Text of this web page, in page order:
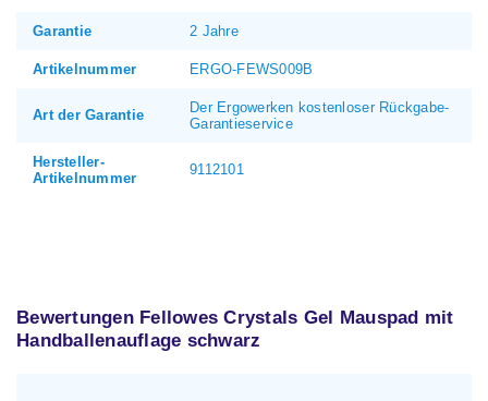
Garantie 2 Jahre
Artikelnummer ERGO-FEWS009B
Art der Garantie
Der Ergowerken kostenloser Rückgabe-
Garantieservice
Hersteller-
Artikelnummer
9112101
Bewertungen Fellowes Crystals Gel Mauspad mit
Handballenauflage schwarz